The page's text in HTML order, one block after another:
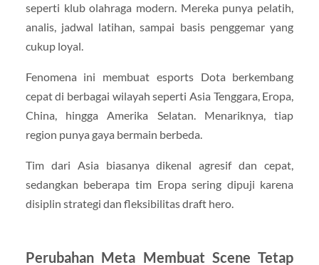
seperti klub olahraga modern. Mereka punya pelatih,
analis, jadwal latihan, sampai basis penggemar yang
cukup loyal.
Fenomena ini membuat esports Dota berkembang
cepat di berbagai wilayah seperti Asia Tenggara, Eropa,
China, hingga Amerika Selatan. Menariknya, tiap
region punya gaya bermain berbeda.
Tim dari Asia biasanya dikenal agresif dan cepat,
sedangkan beberapa tim Eropa sering dipuji karena
disiplin strategi dan fleksibilitas draft hero.
Perubahan Meta Membuat Scene Tetap